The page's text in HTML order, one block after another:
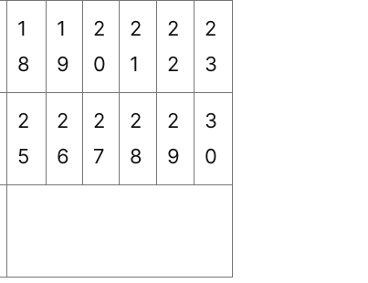
1
8
1
9
2
0
2
1
2
2
2
3
2
5
2
6
2
7
2
8
2
9
3
0